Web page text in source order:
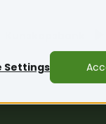
Settings